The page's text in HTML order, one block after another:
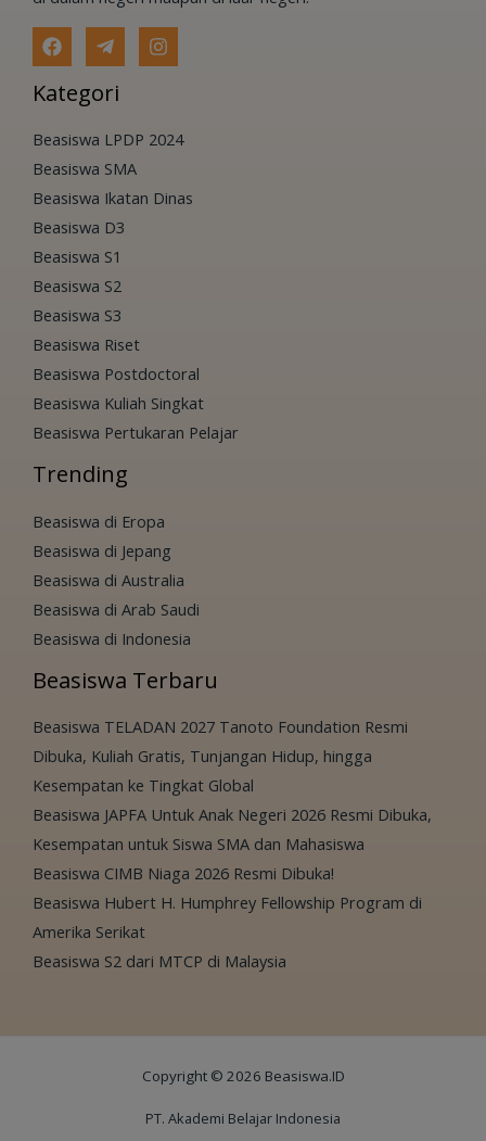
Kategori
Beasiswa LPDP 2024
Beasiswa SMA
Beasiswa Ikatan Dinas
Beasiswa D3
Beasiswa S1
Beasiswa S2
Beasiswa S3
Beasiswa Riset
Beasiswa Postdoctoral
Beasiswa Kuliah Singkat
Beasiswa Pertukaran Pelajar
Trending
Beasiswa di Eropa
Beasiswa di Jepang
Beasiswa di Australia
Beasiswa di Arab Saudi
Beasiswa di Indonesia
Beasiswa Terbaru
Beasiswa TELADAN 2027 Tanoto Foundation Resmi
Dibuka, Kuliah Gratis, Tunjangan Hidup, hingga
Kesempatan ke Tingkat Global
Beasiswa JAPFA Untuk Anak Negeri 2026 Resmi Dibuka,
Kesempatan untuk Siswa SMA dan Mahasiswa
Beasiswa CIMB Niaga 2026 Resmi Dibuka!
Beasiswa Hubert H. Humphrey Fellowship Program di
Amerika Serikat
Beasiswa S2 dari MTCP di Malaysia
Copyright © 2026 Beasiswa.ID
PT. Akademi Belajar Indonesia